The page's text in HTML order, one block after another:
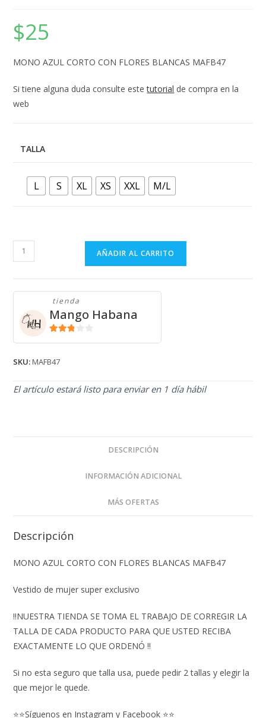
$25
MONO AZUL CORTO CON FLORES BLANCAS MAFB47
Si tiene alguna duda consulte estetutorial de compra en la
web
TALLA
L S XL XS XXL M/L
MONO
AZUL
CON
BLANCAS
MAFB47
AÑADIR AL CARRITO
tienda
Mango Habana
SKU:MAFB47
El artículo estará listo para enviar en 1 día hábil
DESCRIPCIÓN
INFORMACIÓN ADICIONAL
MÁS OFERTAS
Descripción
MONO AZUL CORTO CON FLORES BLANCAS MAFB47
Vestido de mujer super exclusivo
‼️NUESTRA TIENDA SE TOMA EL TRABAJO DE CORREGIR LA
TALLA DE CADA PRODUCTO PARA QUE USTED RECIBA
EXACTAMENTE LO QUE ORDENÓ ‼️
Si no esta seguro que talla usa, puede pedir 2 tallas y elegir la
que mejor le quede.
⭐⭐Síguenos en Instagram y Facebook ⭐⭐